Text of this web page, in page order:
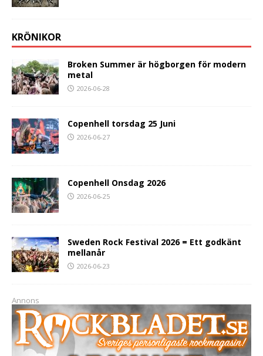
KRÖNIKOR
Broken Summer är högborgen för modern
metal
2026-06-28
Copenhell torsdag 25 Juni
2026-06-27
Copenhell Onsdag 2026
2026-06-25
Sweden Rock Festival 2026 = Ett godkänt
mellanår
2026-06-23
Annons